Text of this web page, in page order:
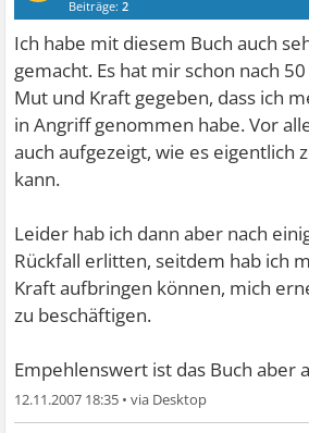
Beiträge:2
Ich habe mit diesem Buch auch
gemacht. Es hat mir schon nach
Mut und Kraft gegeben, dass ich
in Angriff genommen habe. Vor
auch aufgezeigt, wie es eigentlich
kann.
Leider hab ich dann aber nach
Rückfall erlitten, seitdem hab ich
Kraft aufbringen können, mich
zu beschäftigen.
Empehlenswert ist das Buch aber
12.11.2007 18:35 •